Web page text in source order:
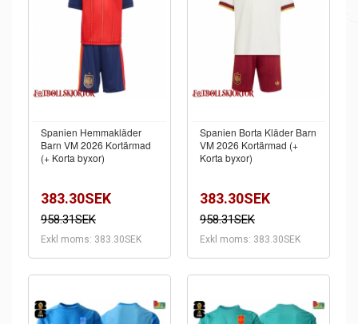
Spanien Hemmakläder
Barn VM 2026 Kortärmad
(+ Korta byxor)
383.30SEK
958.31SEK
Exkl moms: 383.30SEK
Spanien Borta Kläder Barn
VM 2026 Kortärmad (+
Korta byxor)
383.30SEK
958.31SEK
Exkl moms: 383.30SEK